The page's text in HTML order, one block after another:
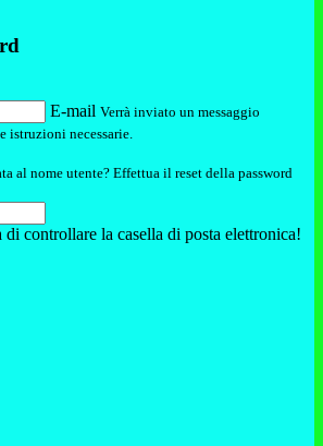
E-mail Verrà inviato un messaggio
istruzioni necessarie.
al nome utente? Effettua il reset della password
controllare la casella di posta elettronica!